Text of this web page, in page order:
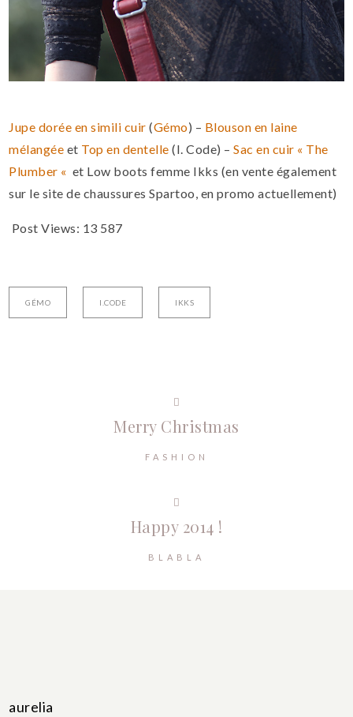
Jupe dorée en simili cuir (Gémo) – Blouson en laine
mélangée et Top en dentelle (I. Code) –Sac en cuir « The
Plumber « et Low boots femme Ikks (en vente également
sur le site de chaussures Spartoo, en promo actuellement)
Post Views: 13 587
GÉMO I.CODE IKKS
Merry Christmas
FASHION
Happy 2014 !
BLABLA
aurelia